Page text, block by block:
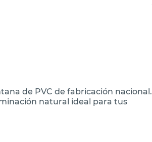
de PVC de fabricación nacional.
natural ideal para tus